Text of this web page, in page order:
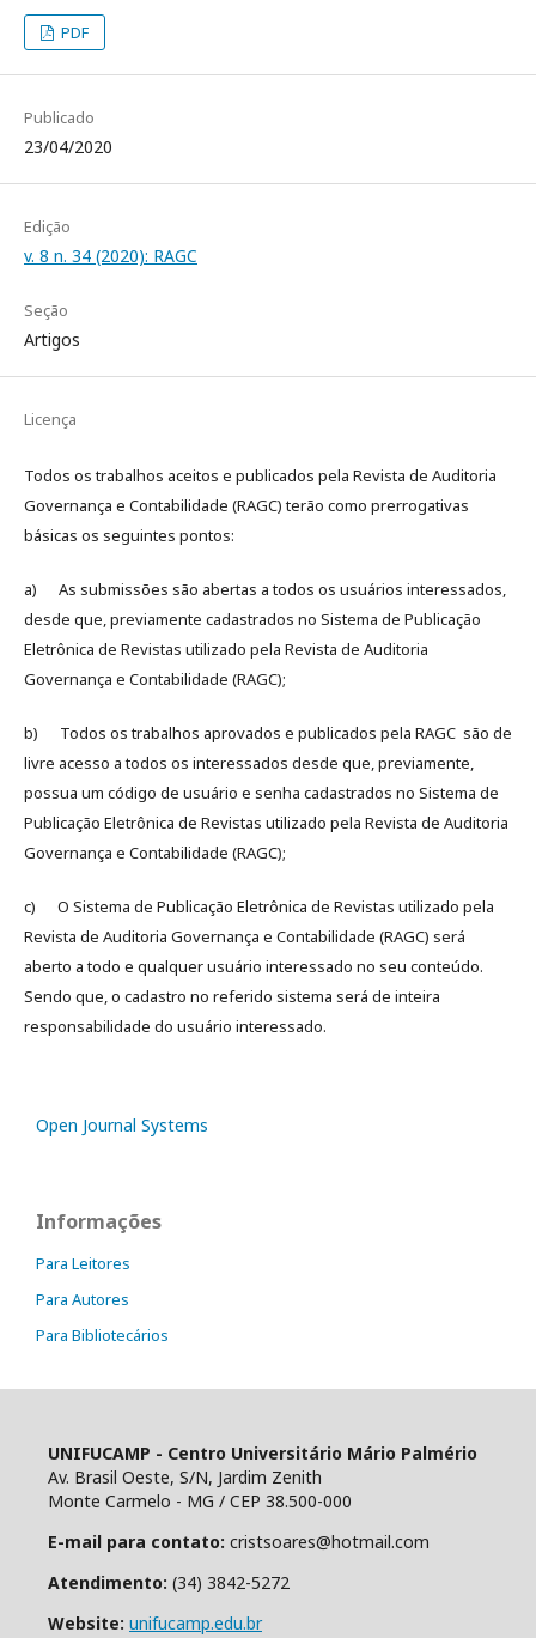
PDF
Publicado
23/04/2020
Edição
v. 8 n. 34 (2020): RAGC
Seção
Artigos
Licença
Todos os trabalhos aceitos e publicados pela Revista de Auditoria
Governança e Contabilidade (RAGC) terão como prerrogativas
básicas os seguintes pontos:
a) As submissões são abertas a todos os usuários interessados,
desde que, previamente cadastrados no Sistema de Publicação
Eletrônica de Revistas utilizado pela Revista de Auditoria
Governança e Contabilidade (RAGC);
b) Todos os trabalhos aprovados e publicados pela RAGC são de
livre acesso a todos os interessados desde que, previamente,
possua um código de usuário e senha cadastrados no Sistema de
Publicação Eletrônica de Revistas utilizado pela Revista de Auditoria
Governança e Contabilidade (RAGC);
c) O Sistema de Publicação Eletrônica de Revistas utilizado pela
Revista de Auditoria Governança e Contabilidade (RAGC) será
aberto a todo e qualquer usuário interessado no seu conteúdo.
Sendo que, o cadastro no referido sistema será de inteira
responsabilidade do usuário interessado.
Open Journal Systems
Informações
Para Leitores
Para Autores
Para Bibliotecários
UNIFUCAMP - Centro Universitário Mário Palmério
Av. Brasil Oeste, S/N, Jardim Zenith
Monte Carmelo - MG / CEP 38.500-000
E-mail para contato: cristsoares@hotmail.com
Atendimento: (34) 3842-5272
Website: unifucamp.edu.br